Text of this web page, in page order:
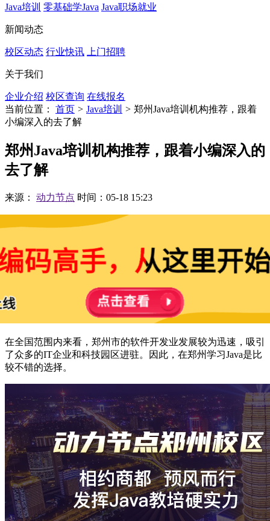
Java培训 零基础学Java Java职场就业
新闻动态
校区动态 行业快讯 上门招聘
关于我们
企业介绍 校区查询 在线报名
当前位置：
首页 > Java培训 > 郑州Java培训机构推荐，跟着
小编深入的去了解
郑州Java培训机构推荐，跟着小编深入的
去了解
来源： 动力节点 时间：05-18 15:23
在全国范围内来看，郑州市的软件开发业发展较为迅速，吸引
了众多的IT企业和科技园区进驻。因此，在郑州学习Java是比
较不错的选择。